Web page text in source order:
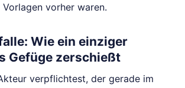
vorher waren.
Wie ein einziger
Gefüge zerschießt
verpflichtest, der gerade im